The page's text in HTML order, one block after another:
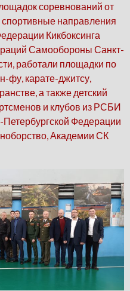
соревнований от
направления
Кикбоксинга
Самообороны Санкт-
работали площадки по
фу, карате-джитсу,
а также детский
и клубов из РСБИ
Федерации
Академии СК